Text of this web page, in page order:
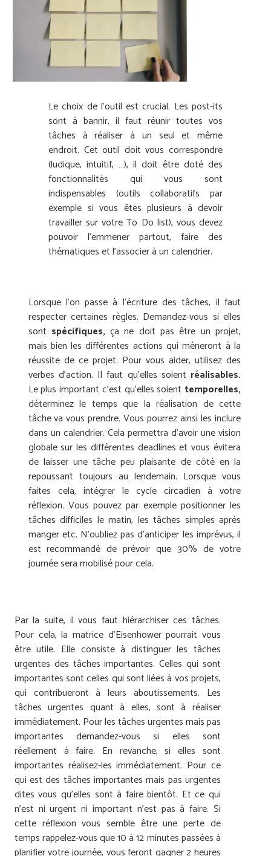
Le choix de l’outil est crucial. Les post-its
sont à bannir, il faut réunir toutes vos
tâches à réaliser à un seul et même
endroit. Cet outil doit vous correspondre
(ludique, intuitif, …), il doit être doté des
fonctionnalités qui vous sont
indispensables (outils collaboratifs par
exemple si vous êtes plusieurs à devoir
travailler sur votre To Do list), vous devez
pouvoir l’emmener partout, faire des
thématiques et l’associer à un calendrier.
Lorsque l’on passe à l’écriture des tâches, il faut
respecter certaines règles. Demandez-vous si elles
sont spécifiques,ça ne doit pas être un projet,
mais bien les différentes actions qui mèneront à la
réussite de ce projet. Pour vous aider, utilisez des
verbes d’action. Il faut qu’elles soient réalisables.
Le plus important c’est qu’elles soient temporelles,
déterminez le temps que la réalisation de cette
tâche va vous prendre. Vous pourrez ainsi les inclure
dans un calendrier. Cela permettra d’avoir une vision
globale sur les différentes deadlines et vous évitera
de laisser une tâche peu plaisante de côté en la
repoussant toujours au lendemain. Lorsque vous
faites cela, intégrer le cycle circadien à votre
réflexion. Vous pouvez par exemple positionner les
tâches difficiles le matin, les tâches simples après
manger etc. N’oubliez pas d’anticiper les imprévus, il
est recommandé de prévoir que 30% de votre
journée sera mobilisé pour cela.
Par la suite, il vous faut hiérarchiser ces tâches.
Pour cela, la matrice d’Eisenhowerpourrait vous
être utile. Elle consiste à distinguer les tâches
urgentes des tâches importantes. Celles qui sont
importantes sont celles qui sont liées à vos projets,
qui contribueront à leurs aboutissements. Les
tâches urgentes quant à elles, sont à réaliser
immédiatement. Pour les tâches urgentes mais pas
importantes demandez-vous si elles sont
réellement à faire. En revanche, si elles sont
importantes réalisez-les immédiatement. Pour ce
qui est des tâches importantes mais pas urgentes
dites vous qu’elles sont à faire bientôt. Et ce qui
n’est ni urgent ni important n’est pas à faire. Si
cette réflexion vous semble être une perte de
temps rappelez-vous que 10 à 12 minutes passées à